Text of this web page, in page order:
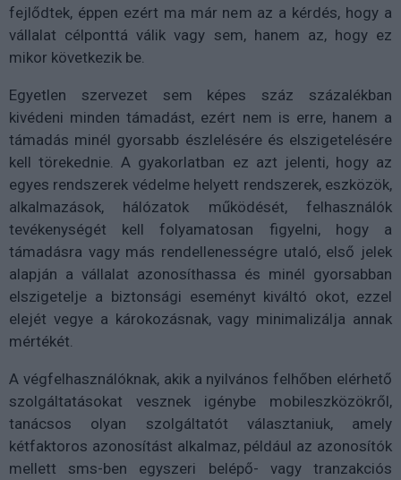
fejlődtek, éppen ezért ma már nem az a kérdés, hogy a
vállalat célponttá válik vagy sem, hanem az, hogy ez
mikor következik be.
Egyetlen szervezet sem képes száz százalékban
kivédeni minden támadást, ezért nem is erre, hanem a
támadás minél gyorsabb észlelésére és elszigetelésére
kell törekednie. A gyakorlatban ez azt jelenti, hogy az
egyes rendszerek védelme helyett rendszerek, eszközök,
alkalmazások, hálózatok működését, felhasználók
tevékenységét kell folyamatosan figyelni, hogy a
támadásra vagy más rendellenességre utaló, első jelek
alapján a vállalat azonosíthassa és minél gyorsabban
elszigetelje a biztonsági eseményt kiváltó okot, ezzel
elejét vegye a károkozásnak, vagy minimalizálja annak
mértékét.
A végfelhasználóknak, akik a nyilvános felhőben elérhető
szolgáltatásokat vesznek igénybe mobileszközökről,
tanácsos olyan szolgáltatót választaniuk, amely
kétfaktoros azonosítást alkalmaz, például az azonosítók
mellett sms-ben egyszeri belépő- vagy tranzakciós